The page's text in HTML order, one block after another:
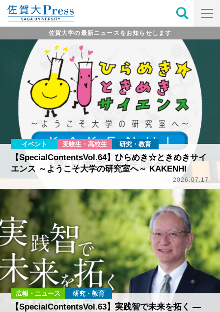
佐賀大学の最新ニュースをお知らせします
イベント 受験生・高校生 研究・教育
【SpecialContentsVol.64】ひらめき☆ときめきサイ
エンス ～ようこそ大学の研究室へ～ KAKENHI
2026.07.17
広報・ニュース 研究・教育
【SpecialContentsVol.63】実践智で未来を拓く ―